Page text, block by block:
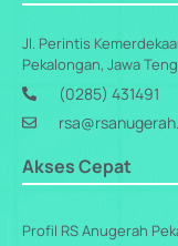
Jl. Perintis
Pekalongan, Jawa
(0285) 431491
Akses Cepat
Profil RS Anugerah